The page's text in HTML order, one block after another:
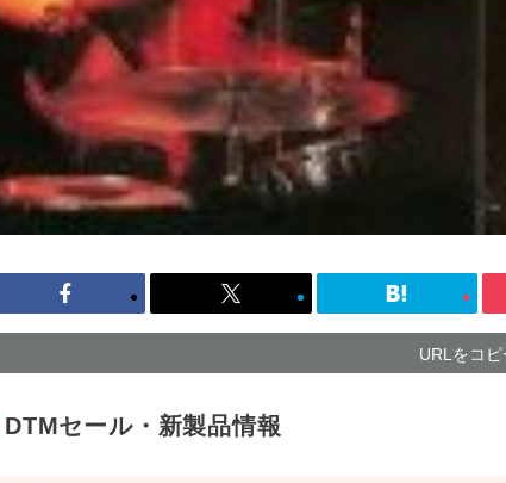
URLをコピ
DTMセール・新製品情報